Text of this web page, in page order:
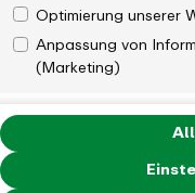
Optimierung unserer
Anpassung von
(Marketing)
Hilfe & Kontakt
anmelden!
Ihre E-Mail-